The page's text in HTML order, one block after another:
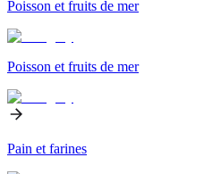
Poisson et fruits de mer
Poisson et fruits de mer
Pain et farines